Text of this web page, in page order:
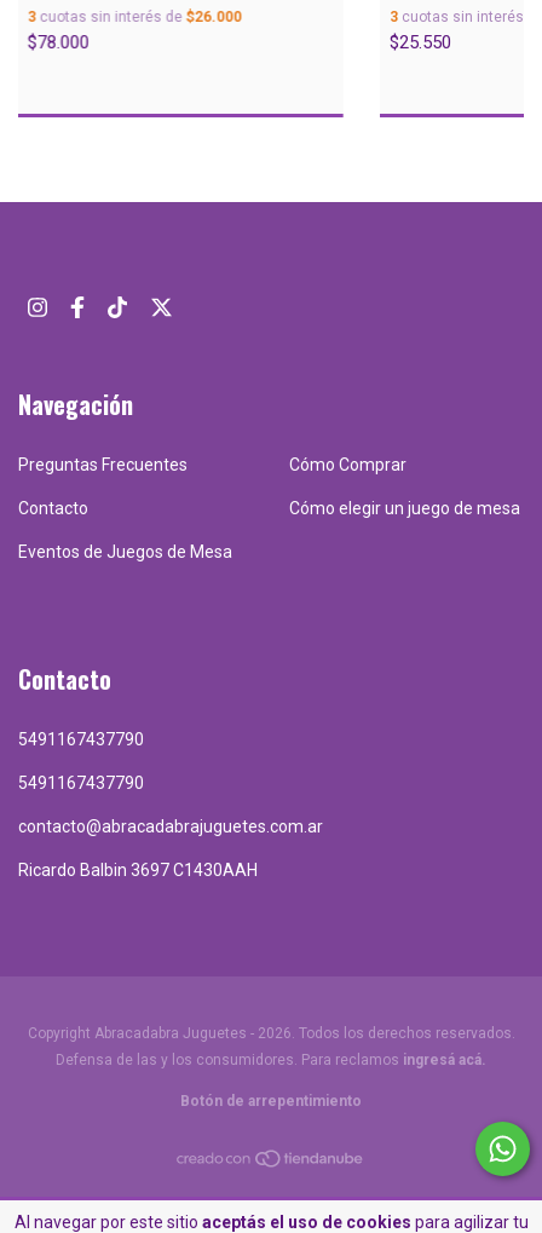
Al navegar por este sitio aceptás el uso de cookies para agilizar tu
3cuotas sin interés de$26.000
$78.000
3cuotas sin interés
$25.550
Navegación
Preguntas Frecuentes Cómo Comprar
Contacto Cómo elegir un juego de mesa
Eventos de Juegos de Mesa
Contacto
5491167437790
5491167437790
contacto@abracadabrajuguetes.com.ar
Ricardo Balbin 3697 C1430AAH
Copyright Abracadabra Juguetes - 2026. Todos los derechos reservados.
Defensa de las y los consumidores. Para reclamos ingresá acá.
Botón de arrepentimiento